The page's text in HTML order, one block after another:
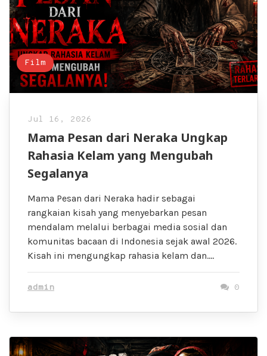
Film
Jul 16, 2026
Mama Pesan dari Neraka Ungkap
Rahasia Kelam yang Mengubah
Segalanya
Mama Pesan dari Neraka hadir sebagai
rangkaian kisah yang menyebarkan pesan
mendalam melalui berbagai media sosial dan
komunitas bacaan di Indonesia sejak awal 2026.
Kisah ini mengungkap rahasia kelam dan….
admin 0